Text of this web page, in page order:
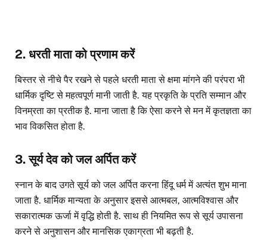
2. धरती माता को प्रणाम करें
बिस्तर से नीचे पैर रखने से पहले धरती माता से क्षमा मांगने की परंपरा भी
धार्मिक दृष्टि से महत्वपूर्ण मानी जाती है. यह प्रकृति के प्रति सम्मान और
विनम्रता का प्रतीक है. माना जाता है कि ऐसा करने से मन में कृतज्ञता का
भाव विकसित होता है.
3. सूर्य देव को जल अर्पित करें
स्नान के बाद उगते सूर्य को जल अर्पित करना हिंदू धर्म में अत्यंत शुभ माना
जाता है. धार्मिक मान्यता के अनुसार इससे आत्मबल, आत्मविश्वास और
सकारात्मक ऊर्जा में वृद्धि होती है. साथ ही नियमित रूप से सूर्य उपासना
करने से अनुशासन और मानसिक एकाग्रता भी बढ़ती है.